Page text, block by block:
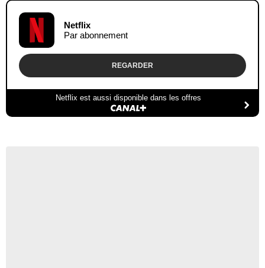
Netflix
Par abonnement
REGARDER
Netflix est aussi disponible dans les offres